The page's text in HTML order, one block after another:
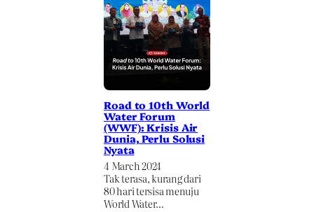
Road to 10th World
Water Forum
(WWF): Krisis Air
Dunia, Perlu Solusi
Nyata
4 March 2024
Tak terasa, kurang dari
80 hari tersisa menuju
World Water…